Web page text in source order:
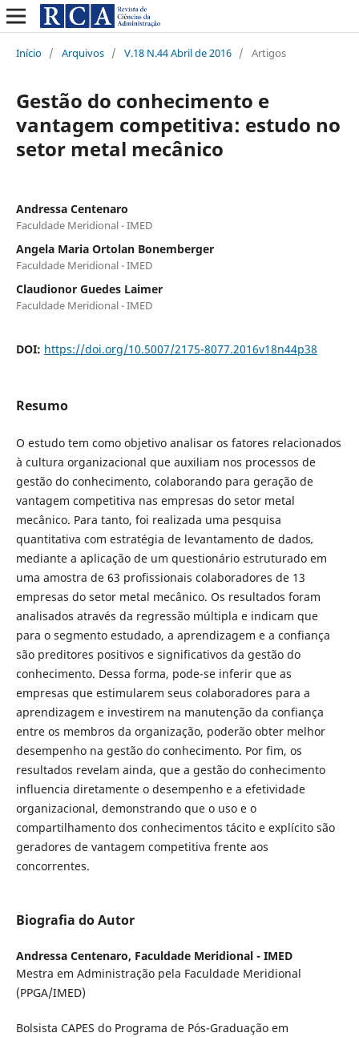
Início / Arquivos / V.18 N.44 Abril de 2016 / Artigos
Gestão do conhecimento e
vantagem competitiva: estudo no
setor metal mecânico
Andressa Centenaro
Faculdade Meridional - IMED
Angela Maria Ortolan Bonemberger
Faculdade Meridional - IMED
Claudionor Guedes Laimer
Faculdade Meridional - IMED
DOI: https://doi.org/10.5007/2175-8077.2016v18n44p38
Resumo
O estudo tem como objetivo analisar os fatores relacionados
à cultura organizacional que auxiliam nos processos de
gestão do conhecimento, colaborando para geração de
vantagem competitiva nas empresas do setor metal
mecânico. Para tanto, foi realizada uma pesquisa
quantitativa com estratégia de levantamento de dados,
mediante a aplicação de um questionário estruturado em
uma amostra de 63 profissionais colaboradores de 13
empresas do setor metal mecânico. Os resultados foram
analisados através da regressão múltipla e indicam que
para o segmento estudado, a aprendizagem e a confiança
são preditores positivos e significativos da gestão do
conhecimento. Dessa forma, pode-se inferir que as
empresas que estimularem seus colaboradores para a
aprendizagem e investirem na manutenção da confiança
entre os membros da organização, poderão obter melhor
desempenho na gestão do conhecimento. Por fim, os
resultados revelam ainda, que a gestão do conhecimento
influencia diretamente o desempenho e a efetividade
organizacional, demonstrando que o uso e o
compartilhamento dos conhecimentos tácito e explícito são
geradores de vantagem competitiva frente aos
concorrentes.
Biografia do Autor
Andressa Centenaro, Faculdade Meridional - IMED
Mestra em Administração pela Faculdade Meridional
(PPGA/IMED)
Bolsista CAPES do Programa de Pós-Graduação em